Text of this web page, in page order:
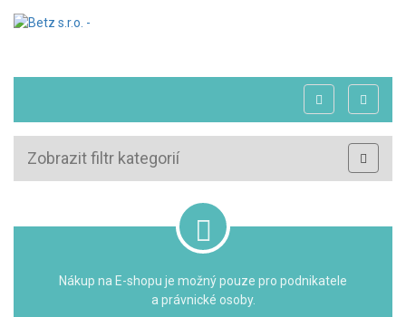
Zobrazit filtr kategorií
Nákup na E-shopu je možný pouze pro podnikatele
a právnické osoby.